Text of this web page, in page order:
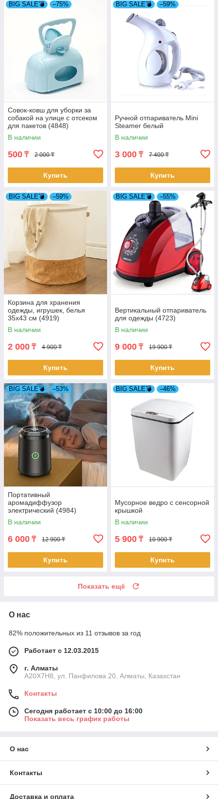
BIG SALE💣 –75%
Совок-ковш для уборки за
собакой на улице с отсеком
для пакетов (4848)
В наличии
500 ₸ 2 000 ₸
Купить
BIG SALE💣 –59%
Ручной отпариватель Mini
Steamer белый
В наличии
3 000 ₸ 7 400 ₸
Купить
BIG SALE💣 –59%
Корзина для хранения
одежды, игрушек, белья
35х43 см (4919)
В наличии
2 000 ₸ 4 900 ₸
Купить
BIG SALE💣 –55%
Вертикальный отпариватель
для одежды (4723)
В наличии
9 000 ₸ 19 900 ₸
Купить
BIG SALE💣 –53%
Портативный
аромадиффузор
электрический (4984)
В наличии
6 000 ₸ 12 900 ₸
Купить
BIG SALE💣 –46%
Мусорное ведро с сенсорной
крышкой
В наличии
5 900 ₸ 10 900 ₸
Купить
Показать ещё
О нас
82% положительных из 11 отзывов за год
Работает с 12.03.2015
г. Алматы
A20X7H8, ул. Панфилова 20, Алматы, Казахстан
Контакты
Сегодня работает с 10:00 до 16:00
Показать весь график работы
О нас
Контакты
Доставка и оплата